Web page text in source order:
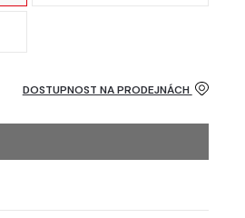
DOSTUPNOST NA PRODEJNÁCH